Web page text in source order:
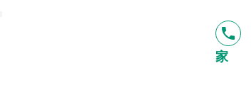
phone
家